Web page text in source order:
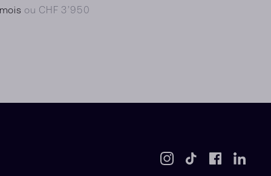
ou CHF 3’950